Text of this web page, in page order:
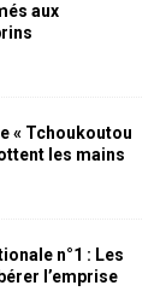
aux
« Tchoukoutou
les mains
n°1 : Les
l’emprise